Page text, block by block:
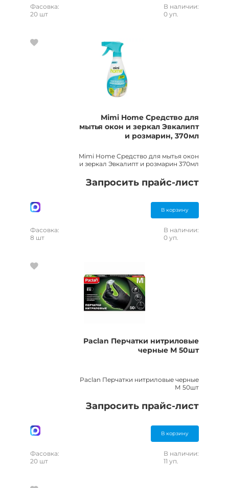
Фасовка:
20 шт
В наличии:
0 уп.
Mimi Home Средство для
мытья окон и зеркал Эвкалипт
и розмарин, 370мл
Mimi Home Средство для мытья окон
и зеркал Эвкалипт и розмарин 370мл
Запросить прайс-лист
В корзину
Фасовка:
8 шт
В наличии:
0 уп.
Paclan Перчатки нитриловые
черные М 50шт
Paclan Перчатки нитриловые черные
М 50шт
Запросить прайс-лист
В корзину
Фасовка:
20 шт
В наличии:
11 уп.